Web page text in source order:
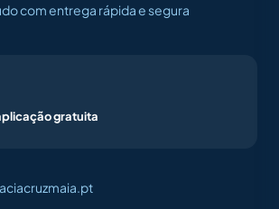
com entrega rápida e segura
gratuita